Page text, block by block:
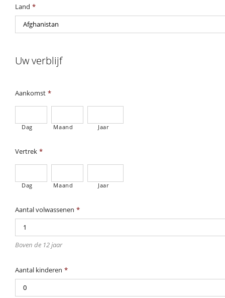
Land *
Uw verblijf
Aankomst *
Dag Maand Jaar
Vertrek *
Dag Maand Jaar
Aantal volwassenen *
Boven de 12 jaar
Aantal kinderen *